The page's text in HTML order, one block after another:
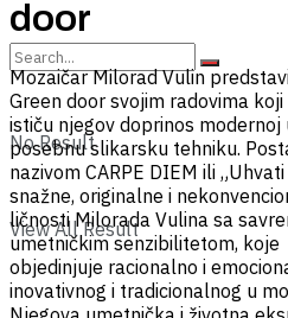
No Result
View All Result
door
Mozaičar Milorad Vulin
Green door svojim radovima koji
ističu njegov doprinos
posebnu slikarsku tehniku.
nazivom CARPE DIEM ili
snažne, originalne i
ličnosti Milorada Vulina sa
umetničkim senzibilitetom, koje
objedinjuje racionalno i
inovativnog i tradicionalnog u